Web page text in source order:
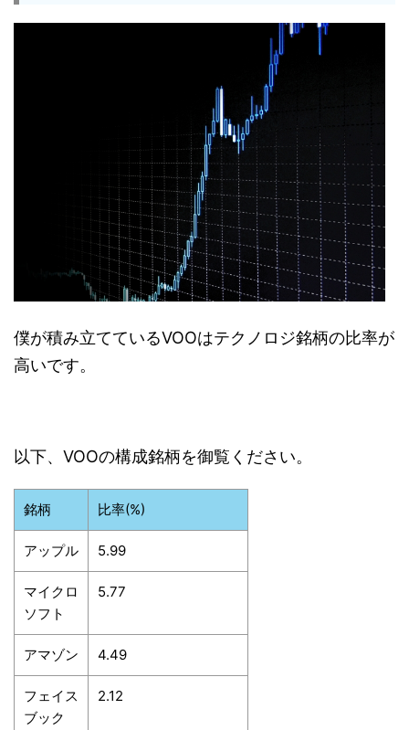
僕が積み立てているVOOはテクノロジ銘柄の比率が
高いです。
以下、VOOの構成銘柄を御覧ください。
銘柄 比率(%)
アップル 5.99
マイクロ
ソフト
5.77
アマゾン 4.49
フェイス
ブック
2.12